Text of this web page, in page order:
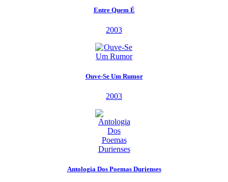
Entre Quem É
2003
Ouve-Se Um Rumor
2003
Antologia Dos Poemas Durienses